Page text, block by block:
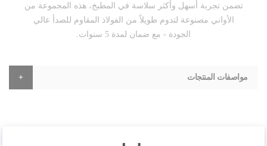
تضمن تجربة أسهل وأكثر سلاسة في المطبخ، هذه المجموعة من
الأواني مصنوعة لتدوم طويلاً من الفولاذ المقاوم للصدأ عالي
الجودة - مع ضمان لمدة 5 سنوات.
مواصفات المنتجات